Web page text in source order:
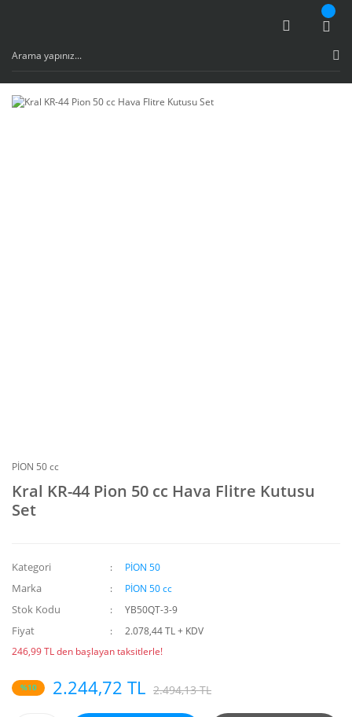
PİON 50 cc
Kral KR-44 Pion 50 cc Hava Flitre Kutusu
Set
Kategori PİON 50
Marka PİON 50 cc
Stok Kodu YB50QT-3-9
Fiyat
2.078,44 TL + KDV
246,99 TL den başlayan taksitlerle!
%10 2.244,72 TL 2.494,13 TL